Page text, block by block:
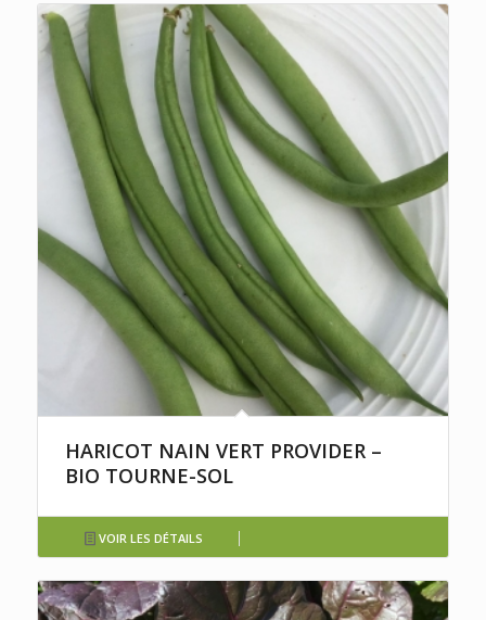
HARICOT NAIN VERT PROVIDER –
BIO TOURNE-SOL
VOIR LES DÉTAILS